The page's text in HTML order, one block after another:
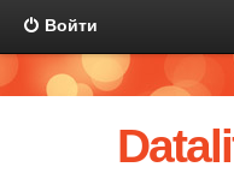
Войти